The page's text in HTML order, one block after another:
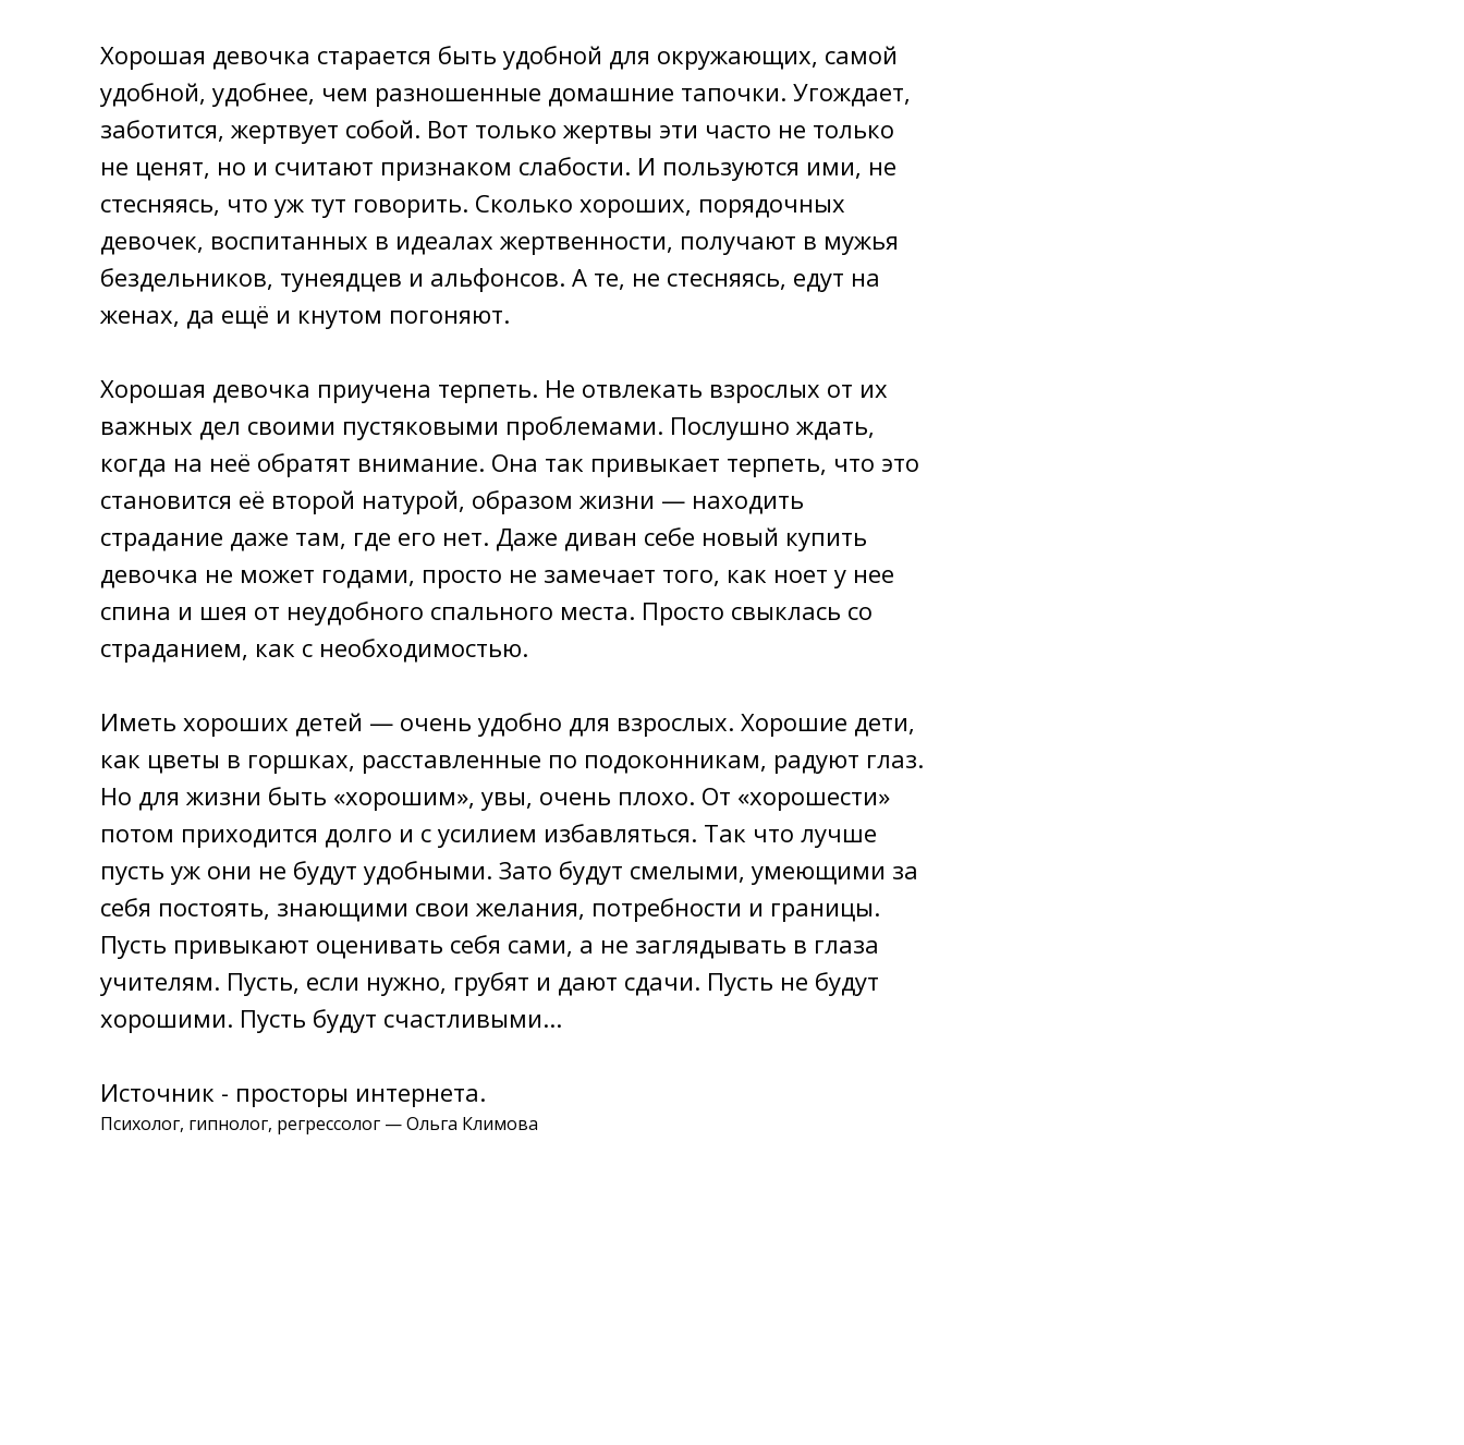
Хорошая девочка старается быть удобной для окружающих, самой
удобной, удобнее, чем разношенные домашние тапочки. Угождает,
заботится, жертвует собой. Вот только жертвы эти часто не только
не ценят, но и считают признаком слабости. И пользуются ими, не
стесняясь, что уж тут говорить. Сколько хороших, порядочных
девочек, воспитанных в идеалах жертвенности, получают в мужья
бездельников, тунеядцев и альфонсов. А те, не стесняясь, едут на
женах, да ещё и кнутом погоняют.
Хорошая девочкa приyчeнa тepпeть. Не отвлeкaть взpocлых от их
важных дел своими пустяковыми проблемами. Послушно ждать,
когда на неё обратят внимание. Она так привыкает терпеть, что это
становится её второй натурой, образом жизни — находить
страдание даже там, где его нет. Даже диван себе новый купить
девочка не может годами, просто не замечает того, как ноет у нее
спина и шея от неудобного спального места. Просто свыклась со
страданием, как с необходимостью.
Иметь хороших детей — очень удобно для взрослых. Xopoшие дeти,
как цветы в горшках, расставленные по подоконникам, радуют глаз.
Но для жизни быть «хорошим», увы, очень плохо. От «xopoшecти»
потом приходится долго и с усилием избавляться. Так что лучше
пусть уж они не будут удобными. Зато будут смелыми, умеющими за
себя постоять, знающими свои желания, потребности и границы.
Пусть привыкают оценивать себя сами, а не заглядывать в глаза
учителям. Пусть, если нужно, грубят и дают сдачи. Пусть не будут
хорошими. Пусть будут cчacтливыми...
Источник - просторы интернета.
Психолог, гипнолог, регрессолог — Ольга Климова